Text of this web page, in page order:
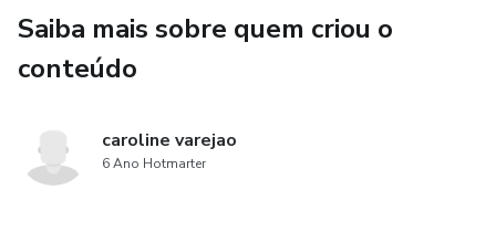
Saiba mais sobre quem criou o
conteúdo
caroline varejao
6 Ano Hotmarter